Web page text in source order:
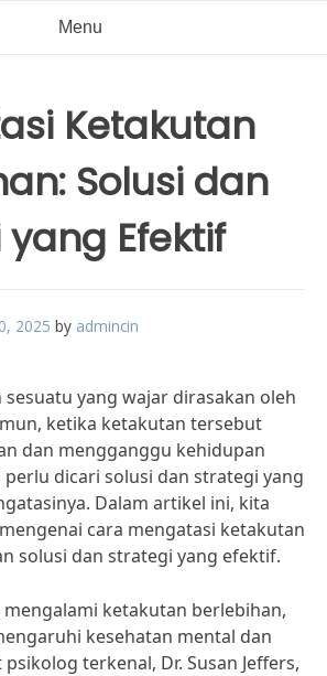
Menu
Ketakutan
Solusi dan
Efektif
2025 by admincin
yang wajar dirasakan oleh
ketika ketakutan tersebut
dan mengganggu kehidupan
dicari solusi dan strategi yang
Dalam artikel ini, kita
cara mengatasi ketakutan
solusi dan strategi yang efektif.
mengalami ketakutan berlebihan,
kesehatan mental dan
terkenal, Dr. Susan Jeffers,